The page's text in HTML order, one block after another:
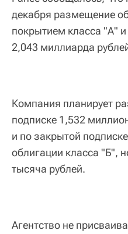
декабря размещение
покрытием класса "А"
2,043 миллиарда
Компания планирует
подписке 1,532
и по закрытой
облигации класса "Б",
тысяча рублей.
Агентство не